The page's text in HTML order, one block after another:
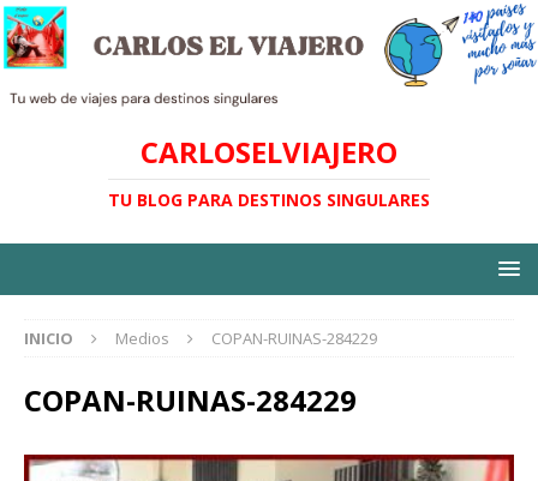
CARLOSELVIAJERO
TU BLOG PARA DESTINOS SINGULARES
INICIO Medios COPAN-RUINAS-284229
COPAN-RUINAS-284229